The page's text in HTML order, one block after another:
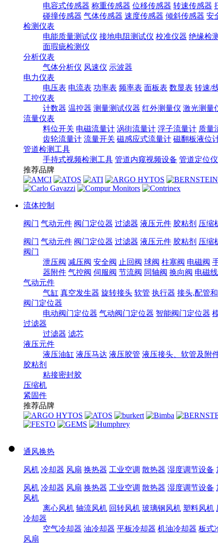
电容式传感器 称重传感器 位移传感器 转速传感器
碰撞传感器 气体传感器 速度传感器 倾斜传感器 安
检测仪表
电能质量测试仪 接地电阻测试仪 校准仪器 绝缘检
面瑕疵检测仪
分析仪表
气体分析仪 风速仪 示波器
电力仪表
电压表 电流表 功率表 频率表 面板表 数显表 转速/
工控仪表
计数器 温控器 测量测试仪器 红外测量仪 激光测量
流量仪表
料位开关 电磁流量计 涡街流量计 浮子流量计 质量
齿轮流量计 流量开关 磁感应式流量计 磁翻板液位
管道检测工具
手持式视频检测工具 管道内窥视频设备 管道定位仪
推荐品牌
流体控制
阀门 气动元件 阀门定位器 过滤器 液压元件 胶粘剂 压缩
阀门 气动元件 阀门定位器 过滤器 液压元件 胶粘剂 压缩
阀门
泄压阀 减压阀 安全阀 止回阀 球阀 柱塞阀 电磁阀
器附件 气控阀 伺服阀 节流阀 同轴阀 换向阀 电磁
气动元件
气缸 真空发生器 旋转接头 软管 执行器 接头,配管
阀门定位器
电动阀门定位器 气动阀门定位器 智能阀门定位器
过滤器
过滤器 滤芯
液压元件
液压油缸 液压马达 液压胶管 液压接头、软管及附
胶粘剂
粘接密封胶
压缩机
紧固件
推荐品牌
通风换热
风机 冷却器 风扇 换热器 工业空调 散热器 湿度调节设备
风机 冷却器 风扇 换热器 工业空调 散热器 湿度调节设备
风机
离心风机 轴流风机 回转风机 玻璃钢风机 塑料风机
冷却器
空气冷却器 油冷却器 平板冷却器 机油冷却器 板式
风扇